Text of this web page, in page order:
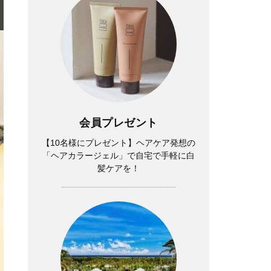
会員プレゼント
【10名様にプレゼント】ヘアケア発想の
「ヘアカラージェル」で自宅で手軽に白
髪ケアを！